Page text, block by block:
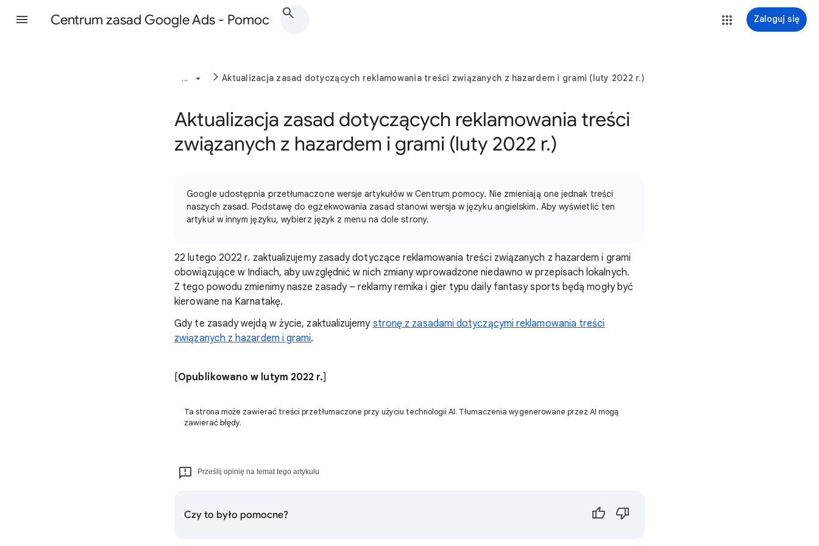
Centrum zasad Google Ads - Pomoc Zaloguj się
... Aktualizacja zasad dotyczących reklamowania treści związanych z hazardem i grami (luty 2022 r.)
Aktualizacja zasad dotyczących reklamowania treści
związanych z hazardem i grami (luty 2022 r.)
Google udostępnia przetłumaczone wersje artykułów w Centrum pomocy. Nie zmieniają one jednak treści
naszych zasad. Podstawę do egzekwowania zasad stanowi wersja w języku angielskim. Aby wyświetlić ten
artykuł w innym języku, wybierz język z menu na dole strony.
22 lutego 2022 r. zaktualizujemy zasady dotyczące reklamowania treści związanych z hazardem i grami
obowiązujące w Indiach, aby uwzględnić w nich zmiany wprowadzone niedawno w przepisach lokalnych.
Z tego powodu zmienimy nasze zasady – reklamy remika i gier typu daily fantasy sports będą mogły być
kierowane na Karnatakę.
Gdy te zasady wejdą w życie, zaktualizujemy stronę z zasadami dotyczącymi reklamowania treści
związanych z hazardem i grami.
[Opublikowano w lutym 2022 r.]
Ta strona może zawierać treści przetłumaczone przy użyciu technologii AI. Tłumaczenia wygenerowane przez AI mogą
zawierać błędy.
Prześlij opinię na temat tego artykułu
Czy to było pomocne?